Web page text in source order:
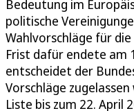
Bedeutung im
politische
Wahlvorschläge für
Frist dafür endete am
entscheidet der
Vorschläge
Liste bis zum 22. April